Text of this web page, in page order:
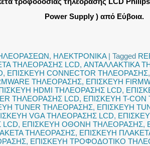
Power Supply ) από Εύβοια.
, ΗΛΕΚΤΡΟΝΙΚΑ| Tagged
ΤΗΛΕΟΡΑΣΗΣ LCD, ΑΝΤΑΛΛΑΚΤΙΚΑ
, ΕΠΙΣΚΕΥΗ CONNECTOR ΤΗΛΕΟΡΑΣΗΣ,
ΤΗΛΕΟΡΑΣΗΣ, ΕΠΙΣΚΕΥΗ
HDMI ΤΗΛΕΟΡΑΣΗΣ LCD,
ΤΗΛΕΟΡΑΣΗΣ LCD, ΕΠΙΣΚΕΥΗ T-
TUNER ΤΗΛΕΟΡΑΣΗΣ, ΕΠΙΣΚΕΥΗ
VGA ΤΗΛΕΟΡΑΣΗΣ LCD,
, ΕΠΙΣΚΕΥΗ ΟΘΟΝΗ ΤΗΛΕΟΡΑΣΗΣ,
ΤΗΛΕΟΡΑΣΗΣ, ΕΠΙΣΚΕΥΗ
, ΕΠΙΣΚΕΥΗ ΤΡΟΦΟΔΟΤΙΚΟ